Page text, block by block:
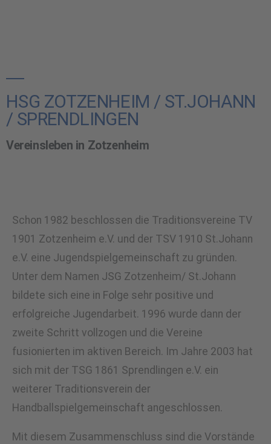
HSG ZOTZENHEIM / ST.JOHANN
/ SPRENDLINGEN
Vereinsleben in Zotzenheim
Schon 1982 beschlossen die Traditionsvereine TV
1901 Zotzenheim e.V. und der TSV 1910 St.Johann
e.V. eine Jugendspielgemeinschaft zu gründen.
Unter dem Namen JSG Zotzenheim/ St.Johann
bildete sich eine in Folge sehr positive und
erfolgreiche Jugendarbeit. 1996 wurde dann der
zweite Schritt vollzogen und die Vereine
fusionierten im aktiven Bereich. Im Jahre 2003 hat
sich mit der TSG 1861 Sprendlingen e.V. ein
weiterer Traditionsverein der
Handballspielgemeinschaft angeschlossen.
Mit diesem Zusammenschluss sind die Vorstände